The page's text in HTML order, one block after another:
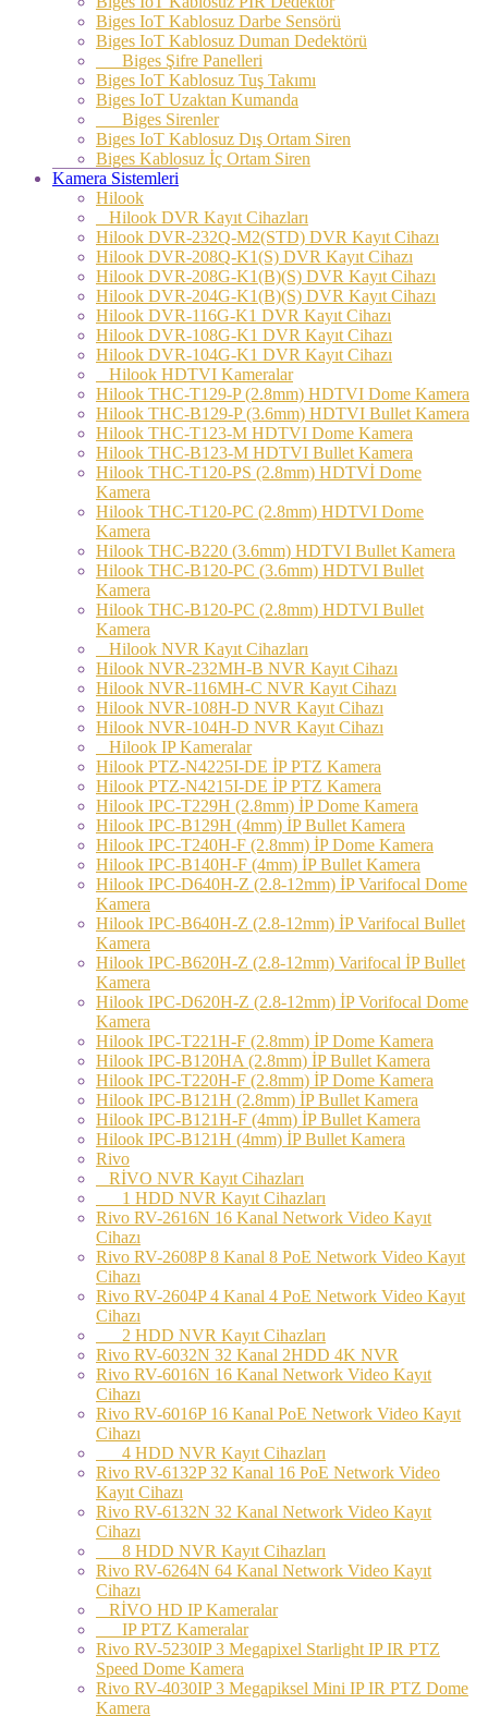
Biges IoT Kablosuz Darbe Sensörü
Biges IoT Kablosuz Duman Dedektörü
Biges Şifre Panelleri
Biges IoT Kablosuz Tuş Takımı
Biges IoT Uzaktan Kumanda
Biges Sirenler
Biges IoT Kablosuz Dış Ortam Siren
Biges Kablosuz İç Ortam Siren
Kamera Sistemleri
Hilook
Hilook DVR Kayıt Cihazları
Hilook DVR-232Q-M2(STD) DVR Kayıt Cihazı
Hilook DVR-208Q-K1(S) DVR Kayıt Cihazı
Hilook DVR-208G-K1(B)(S) DVR Kayıt Cihazı
Hilook DVR-204G-K1(B)(S) DVR Kayıt Cihazı
Hilook DVR-116G-K1 DVR Kayıt Cihazı
Hilook DVR-108G-K1 DVR Kayıt Cihazı
Hilook DVR-104G-K1 DVR Kayıt Cihazı
Hilook HDTVI Kameralar
Hilook THC-T129-P (2.8mm) HDTVI Dome Kamera
Hilook THC-B129-P (3.6mm) HDTVI Bullet Kamera
Hilook THC-T123-M HDTVI Dome Kamera
Hilook THC-B123-M HDTVI Bullet Kamera
Hilook THC-T120-PS (2.8mm) HDTVİ Dome
Kamera
Hilook THC-T120-PC (2.8mm) HDTVI Dome
Kamera
Hilook THC-B220 (3.6mm) HDTVI Bullet Kamera
Hilook THC-B120-PC (3.6mm) HDTVI Bullet
Kamera
Hilook THC-B120-PC (2.8mm) HDTVI Bullet
Kamera
Hilook NVR Kayıt Cihazları
Hilook NVR-232MH-B NVR Kayıt Cihazı
Hilook NVR-116MH-C NVR Kayıt Cihazı
Hilook NVR-108H-D NVR Kayıt Cihazı
Hilook NVR-104H-D NVR Kayıt Cihazı
Hilook IP Kameralar
Hilook PTZ-N4225I-DE İP PTZ Kamera
Hilook PTZ-N4215I-DE İP PTZ Kamera
Hilook IPC-T229H (2.8mm) İP Dome Kamera
Hilook IPC-B129H (4mm) İP Bullet Kamera
Hilook IPC-T240H-F (2.8mm) İP Dome Kamera
Hilook IPC-B140H-F (4mm) İP Bullet Kamera
Hilook IPC-D640H-Z (2.8-12mm) İP Varifocal Dome
Kamera
Hilook IPC-B640H-Z (2.8-12mm) İP Varifocal Bullet
Kamera
Hilook IPC-B620H-Z (2.8-12mm) Varifocal İP Bullet
Kamera
Hilook IPC-D620H-Z (2.8-12mm) İP Vorifocal Dome
Kamera
Hilook IPC-T221H-F (2.8mm) İP Dome Kamera
Hilook IPC-B120HA (2.8mm) İP Bullet Kamera
Hilook IPC-T220H-F (2.8mm) İP Dome Kamera
Hilook IPC-B121H (2.8mm) İP Bullet Kamera
Hilook IPC-B121H-F (4mm) İP Bullet Kamera
Hilook IPC-B121H (4mm) İP Bullet Kamera
Rivo
RİVO NVR Kayıt Cihazları
1 HDD NVR Kayıt Cihazları
Rivo RV-2616N 16 Kanal Network Video Kayıt
Cihazı
Rivo RV-2608P 8 Kanal 8 PoE Network Video Kayıt
Cihazı
Rivo RV-2604P 4 Kanal 4 PoE Network Video Kayıt
Cihazı
2 HDD NVR Kayıt Cihazları
Rivo RV-6032N 32 Kanal 2HDD 4K NVR
Rivo RV-6016N 16 Kanal Network Video Kayıt
Cihazı
Rivo RV-6016P 16 Kanal PoE Network Video Kayıt
Cihazı
4 HDD NVR Kayıt Cihazları
Rivo RV-6132P 32 Kanal 16 PoE Network Video
Kayıt Cihazı
Rivo RV-6132N 32 Kanal Network Video Kayıt
Cihazı
8 HDD NVR Kayıt Cihazları
Rivo RV-6264N 64 Kanal Network Video Kayıt
Cihazı
RİVO HD IP Kameralar
IP PTZ Kameralar
Rivo RV-5230IP 3 Megapixel Starlight IP IR PTZ
Speed Dome Kamera
Rivo RV-4030IP 3 Megapiksel Mini IP IR PTZ Dome
Kamera